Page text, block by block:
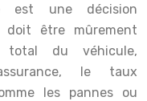
est une décision
doit être mûrement
total du véhicule,
le taux
les pannes ou